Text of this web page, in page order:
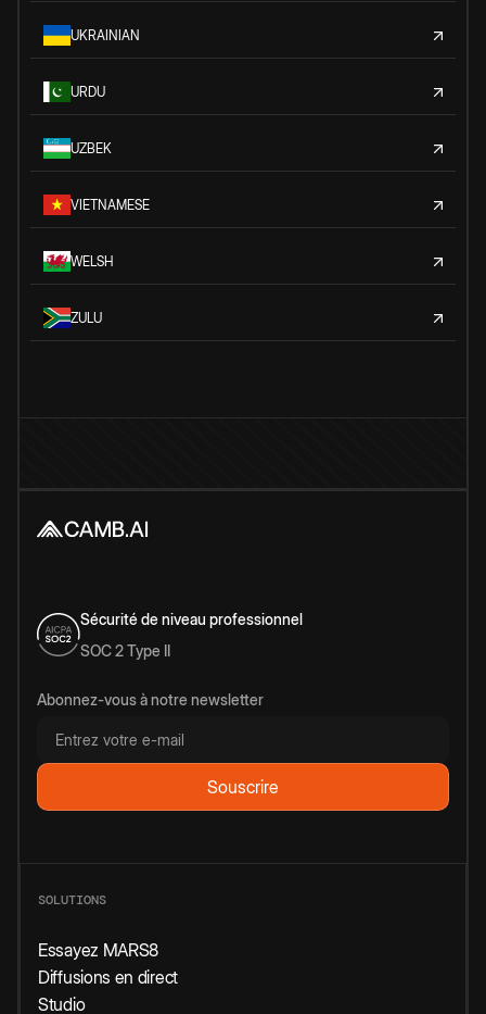
UKRAINIAN
URDU
UZBEK
VIETNAMESE
WELSH
ZULU
Sécurité de niveau professionnel
SOC 2 Type II
Abonnez-vous à notre newsletter
SOLUTIONS
Essayez MARS8
Diffusions en direct
Studio